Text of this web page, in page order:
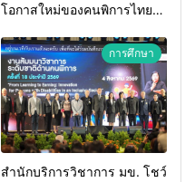
โอกาสใหม่ของคนพิการไทย
ประเทศ
การศึกษา
สำนักบริการวิชาการ มข. โชว์